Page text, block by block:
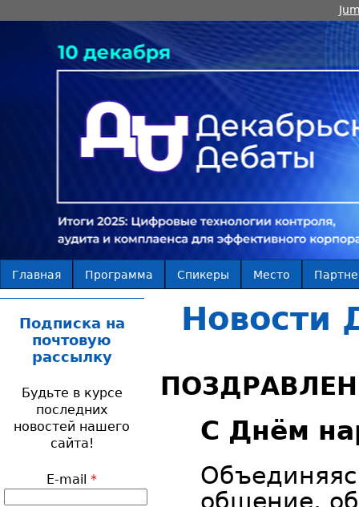
Главная Программа Спикеры Место
Новости
С Днём
общение,
Подписка на
почтовую
рассылку
Будьте в курсе
последних
новостей нашего
сайта!
E-mail*